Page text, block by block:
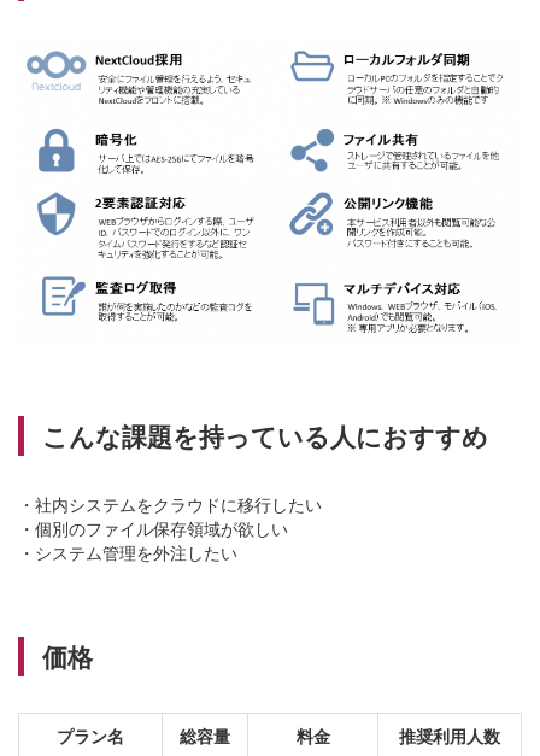
こんな課題を持っている人におすすめ
・社内システムをクラウドに移行したい
・個別のファイル保存領域が欲しい
・システム管理を外注したい
価格
プラン名 総容量 料金
推奨利用人数